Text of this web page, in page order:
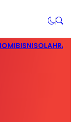
BISNIS